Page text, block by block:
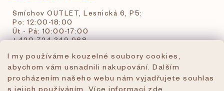
I my používáme kouzelné soubory cookies,
abychom vám usnadnili nakupování. Dalším
procházením našeho webu nám vyjadřujete souhlas
s jejich používáním. Více informací zde
Smíchov OUTLET, Lesnická 6, P5:
Po: 12:00-18:00
Út - Pá: 10:00-17:00
+420 724 349 968
objednavky@creammy.cz
tel:+420 724 349 968